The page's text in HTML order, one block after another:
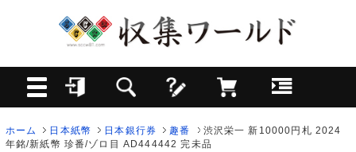
ホーム 日本紙幣 日本銀行券 趣番
渋沢栄一 新10000円札 2024
年銘/新紙幣 珍番/ゾロ目 AD444442 完未品